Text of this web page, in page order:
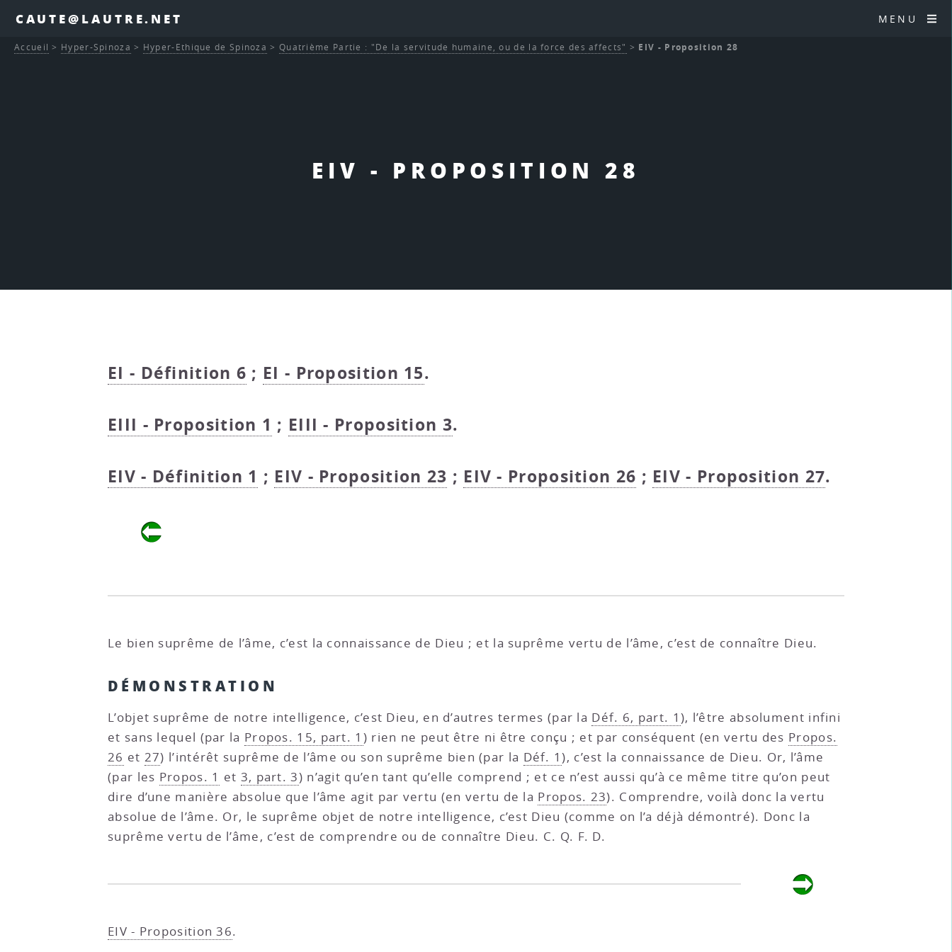
CAUTE@LAUTRE.NET MENU
EIV - PROPOSITION 28
Accueil > Hyper-Spinoza > Hyper-Ethique de Spinoza > Quatrième Partie : "De la servitude humaine, ou de la force des affects" > EIV - Proposition 28
EI - Définition 6 ; EI - Proposition 15.
EIII - Proposition 1 ; EIII - Proposition 3.
EIV - Définition 1 ; EIV - Proposition 23 ; EIV - Proposition 26 ; EIV - Proposition 27.
Le bien suprême de l’âme, c’est la connaissance de Dieu ; et la suprême vertu de l’âme, c’est de connaître Dieu.
DÉMONSTRATION
L’objet suprême de notre intelligence, c’est Dieu, en d’autres termes (par la Déf. 6, part. 1 ), l’être absolument infini
et sans lequel (par la Propos. 15, part. 1 ) rien ne peut être ni être conçu ; et par conséquent (en vertu des Propos.
26 et 27) l’intérêt suprême de l’âme ou son suprême bien (par la Déf. 1), c’est la connaissance de Dieu. Or, l’âme
(par les Propos. 1 et 3, part. 3) n’agit qu’en tant qu’elle comprend ; et ce n’est aussi qu’à ce même titre qu’on peut
dire d’une manière absolue que l’âme agit par vertu (en vertu de la Propos. 23). Comprendre, voilà donc la vertu
absolue de l’âme. Or, le suprême objet de notre intelligence, c’est Dieu (comme on l’a déjà démontré). Donc la
suprême vertu de l’âme, c’est de comprendre ou de connaître Dieu. C. Q. F. D.
EIV - Proposition 36.